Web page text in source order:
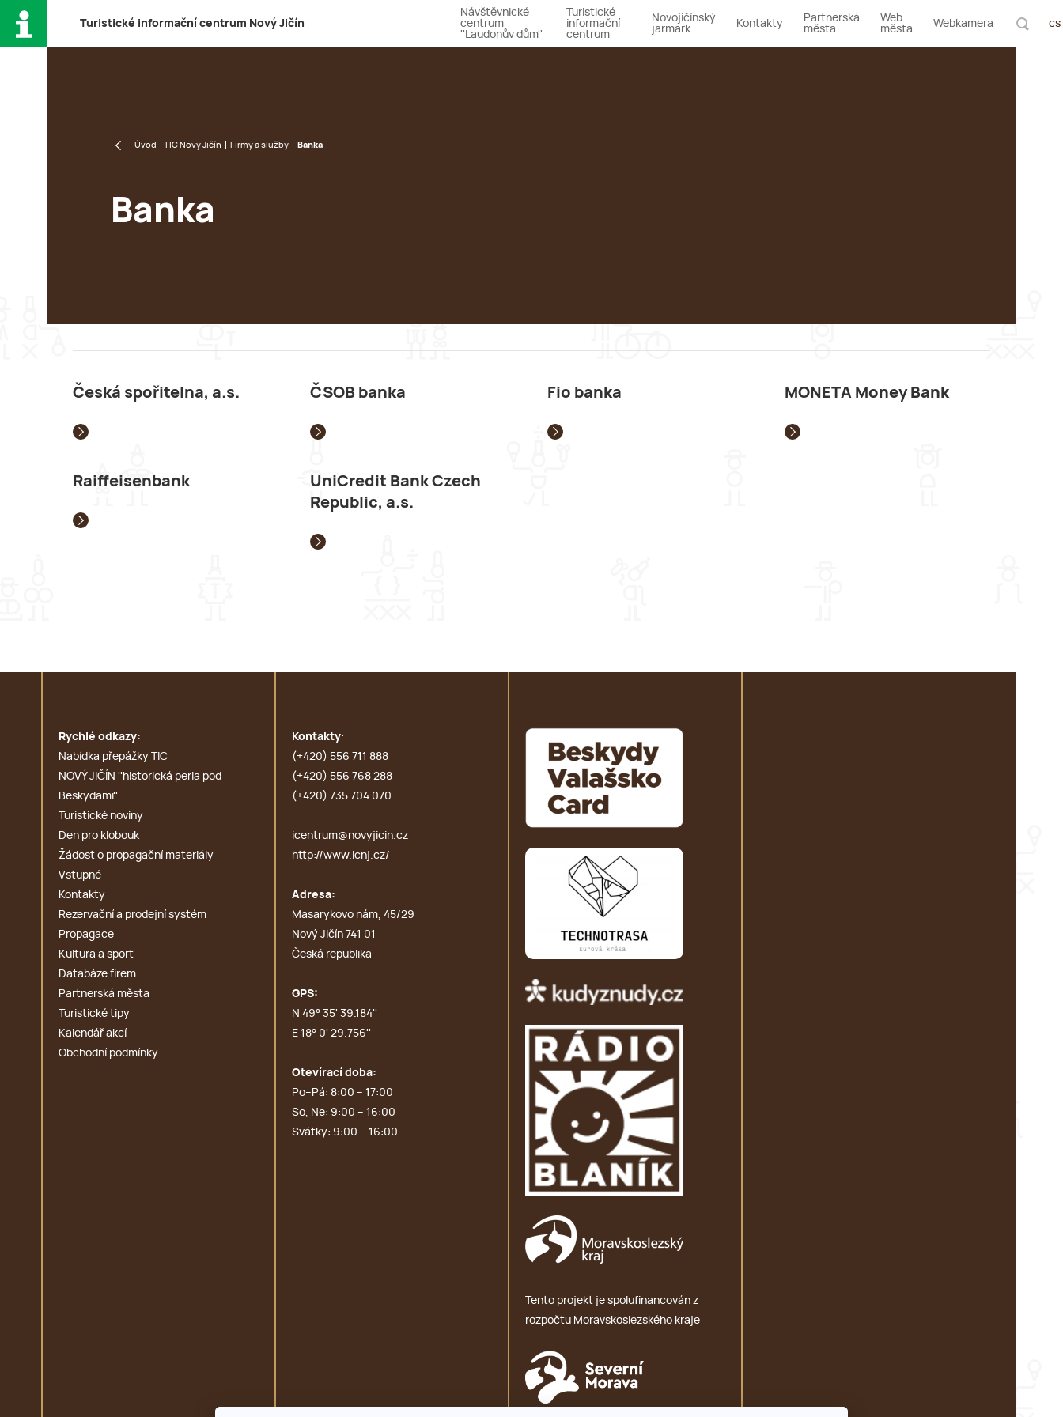
Turistické informační centrum Nový Jičín
Návštěvnické
centrum
''Laudonův dům''
Turistické
informační
centrum
Novojičínský
jarmark
Kontakty
Partnerská
města
Web
města
Webkamera cs
Úvod - TIC Nový Jičín Firmy a služby Banka
Banka
Česká spořitelna, a.s. ČSOB banka Fio banka MONETA Money Bank
Raiffeisenbank
UniCredit Bank Czech
Republic, a.s.
Rychlé odkazy:
Nabídka přepážky TIC
NOVÝ JIČÍN ''historická perla pod
Beskydami''
Turistické noviny
Den pro klobouk
Žádost o propagační materiály
Vstupné
Kontakty
Rezervační a prodejní systém
Propagace
Kultura a sport
Databáze firem
Partnerská města
Turistické tipy
Kalendář akcí
Obchodní podmínky
Kontakty:
(+420) 556 711 888
(+420) 556 768 288
(+420) 735 704 070
icentrum@novyjicin.cz
http://www.icnj.cz/
Adresa:
Masarykovo nám, 45/29
Nový Jičín 741 01
Česká republika
GPS:
N 49° 35' 39.184''
E 18° 0' 29.756''
Otevírací doba:
Po–Pá: 8:00 – 17:00
So, Ne: 9:00 – 16:00
Svátky: 9:00 – 16:00
Tento projekt je spolufinancován z
rozpočtu Moravskoslezského kraje